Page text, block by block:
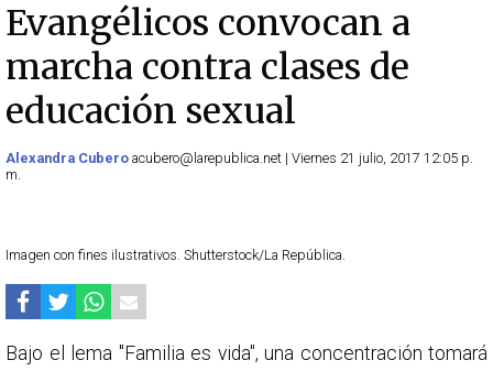
Evangélicos convocan a
marcha contra clases de
educación sexual
Alexandra Cubero acubero@larepublica.net | Viernes 21 julio, 2017 12:05 p.
m.
Imagen con fines ilustrativos. Shutterstock/La República.
Bajo el lema "Familia es vida", una concentración tomará